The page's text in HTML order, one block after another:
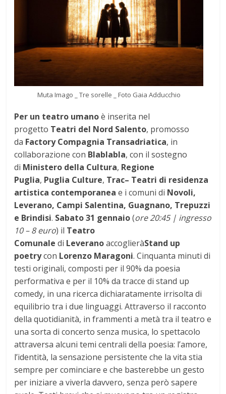
Muta Imago _ Tre sorelle _ Foto Gaia Adducchio
Per un teatro umanoè inserita nel
progetto Teatri del Nord Salento, promosso
da Factory Compagnia Transadriatica, in
collaborazione con Blablabla, con il sostegno
di Ministero della Cultura, Regione
Puglia, Puglia Culture, Trac– Teatri di residenza
artistica contemporanea e i comuni di Novoli,
Leverano, Campi Salentina, Guagnano, Trepuzzi
e Brindisi. Sabato 31 gennaio(ore 20:45 | ingresso
10 – 8 euro) il Teatro
Comunale di LeveranoaccoglieràStand up
poetrycon Lorenzo Maragoni. Cinquanta minuti di
testi originali, composti per il 90% da poesia
performativa e per il 10% da tracce di stand up
comedy, in una ricerca dichiaratamente irrisolta di
equilibrio tra i due linguaggi. Attraverso il racconto
della quotidianità, in frammenti a metà tra il teatro e
una sorta di concerto senza musica, lo spettacolo
attraversa alcuni temi centrali della poesia: l’amore,
l’identità, la sensazione persistente che la vita stia
sempre per cominciare e che basterebbe un gesto
per iniziare a viverla davvero, senza però sapere